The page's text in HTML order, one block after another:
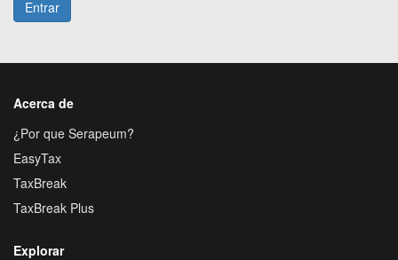
Entrar
Acerca de
¿Por que Serapeum?
EasyTax
TaxBreak
TaxBreak Plus
Explorar